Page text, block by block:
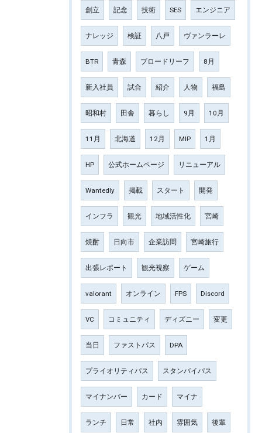
創立 記念 技術 SES エンジニア
ナレッジ 検証 八戸 ヴァンラーレ
BTR 青森 ブロードリーフ 8月
新入社員 試合 紹介 人物 福島
昭和村 田舎 暮らし 9月 10月
11月 北海道 12月 MIP 1月
HP 公式ホームページ リニューアル
Wantedly 掲載 スタート 開発
インフラ 観光 地域活性化 宮崎
焼酎 日向市 企業訪問 宮崎旅行
出張レポート 観光視察 ゲーム
valorant オンライン FPS Discord
VC コミュニティ ディズニー 変更
当日 ファストパス DPA
プライオリティパス スタンバイパス
マイナンバー カード マイナ
ランチ 日常 社内 雰囲気 後輩